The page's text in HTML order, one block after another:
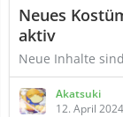
Neues
aktiv
Neue Inhalte
Akatsuki
12. April 2024